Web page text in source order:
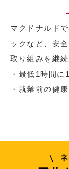
マクドナルド
ックなど、安
取り組みを継
・最低1時間
・就業前の健